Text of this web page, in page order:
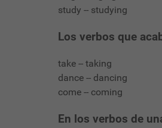
study -- studying
Los verbos que
take -- taking
dance -- dancing
come -- coming
En los verbos de